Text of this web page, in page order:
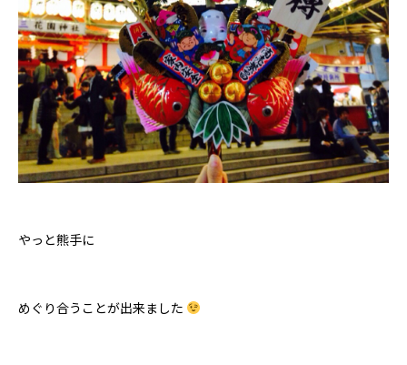
やっと熊手に
めぐり合うことが出来ました